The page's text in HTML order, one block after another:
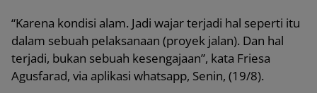
“Karena kondisi alam. Jadi wajar terjadi hal seperti itu
dalam sebuah pelaksanaan (proyek jalan). Dan hal
terjadi, bukan sebuah kesengajaan”, kata Friesa
Agusfarad, via aplikasi whatsapp, Senin, (19/8).